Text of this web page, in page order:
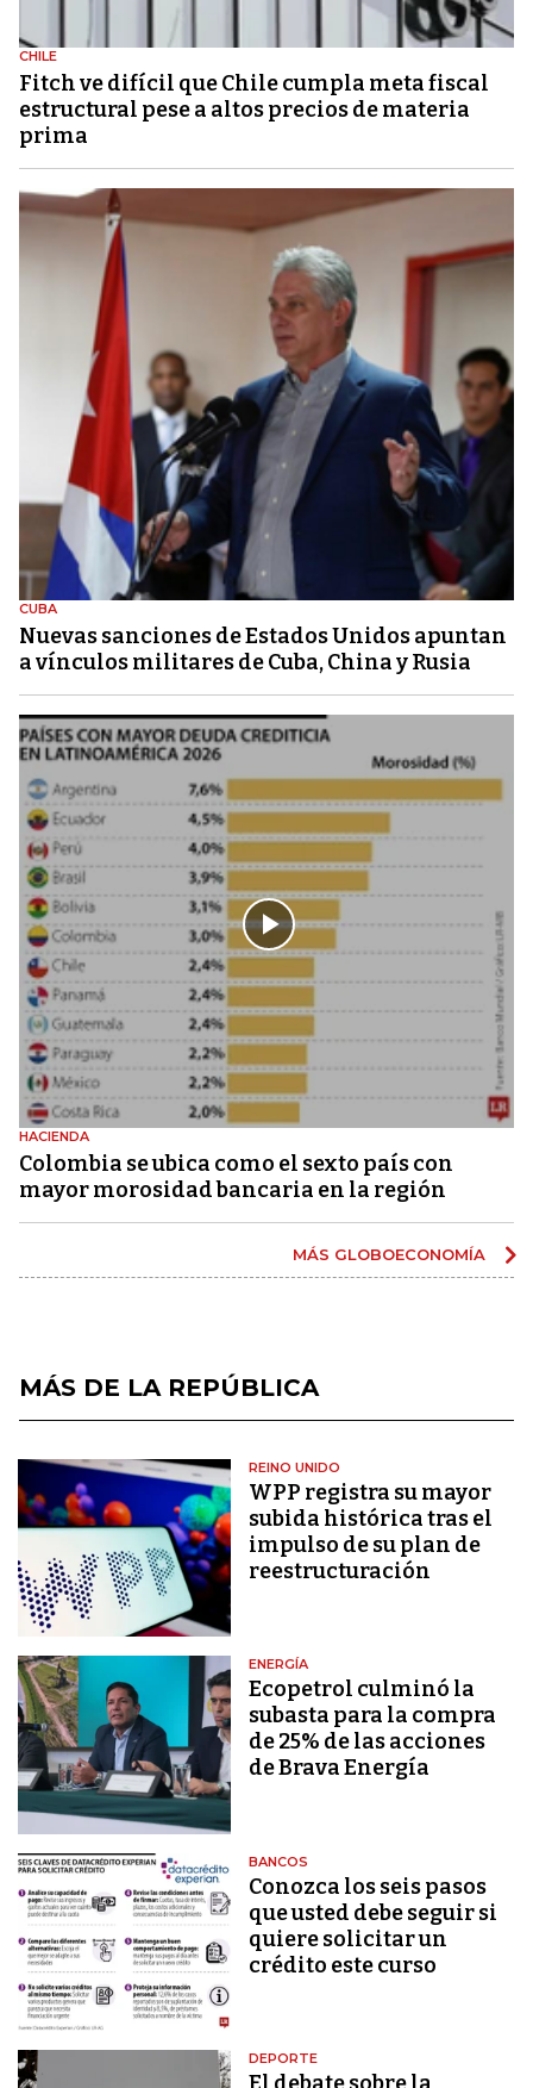
CHILE
Fitch ve difícil que Chile cumpla meta fiscal
estructural pese a altos precios de materia
prima
CUBA
Nuevas sanciones de Estados Unidos apuntan
a vínculos militares de Cuba, China y Rusia
HACIENDA
Colombia se ubica como el sexto país con
mayor morosidad bancaria en la región
MÁS GLOBOECONOMÍA
MÁS DE LA REPÚBLICA
REINO UNIDO
WPP registra su mayor
subida histórica tras el
impulso de su plan de
reestructuración
ENERGÍA
Ecopetrol culminó la
subasta para la compra
de 25% de las acciones
de Brava Energía
BANCOS
Conozca los seis pasos
que usted debe seguir si
quiere solicitar un
crédito este curso
DEPORTE